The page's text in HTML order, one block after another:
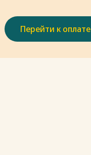
Перейти к оплате